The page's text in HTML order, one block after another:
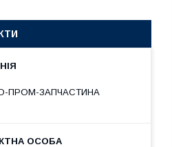
ПРОМ-ЗАПЧАСТИНА